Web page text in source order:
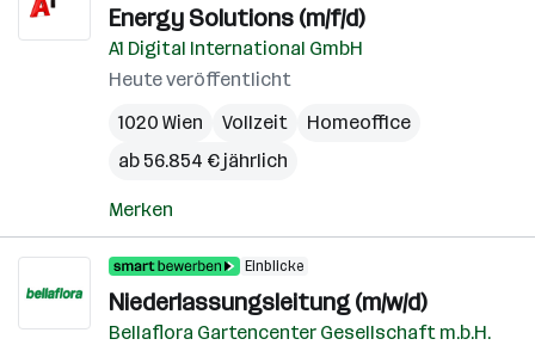
Energy Solutions (m/f/d)
A1 Digital International GmbH
Heute veröffentlicht
1020 Wien
Vollzeit
Homeoffice
ab 56.854 € jährlich
Merken
Einblicke
Niederlassungsleitung (m/w/d)
Bellaflora Gartencenter Gesellschaft m.b.H.